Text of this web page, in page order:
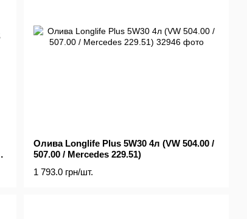
Олива Longlife Plus 5W30 4л (VW 504.00 /
507.00 / Mercedes 229.51)
1 793.0 грн/шт.